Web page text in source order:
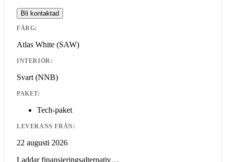
Bli kontaktad
FÄRG:
Atlas White (SAW)
INTERIÖR:
Svart (NNB)
PAKET:
Tech-paket
LEVERANS FRÅN:
22 augusti 2026
Laddar finansieringsalternativ…